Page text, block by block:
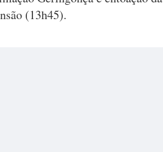
(13h45).